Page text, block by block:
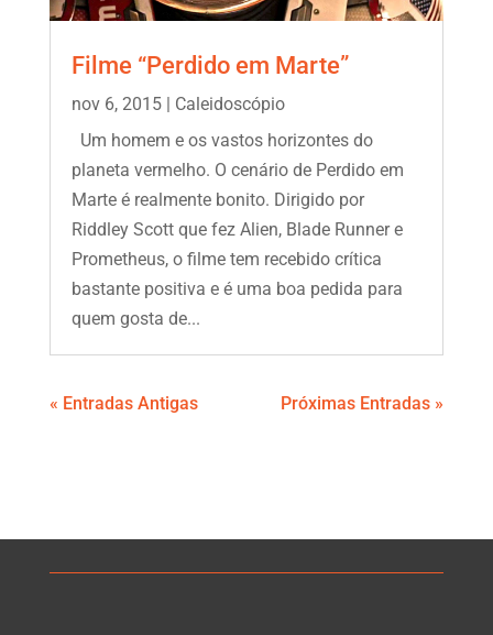
Filme “Perdido em Marte”
nov 6, 2015| Caleidoscópio
Um homem e os vastos horizontes do
planeta vermelho. O cenário de Perdido em
Marte é realmente bonito. Dirigido por
Riddley Scott que fez Alien, Blade Runner e
Prometheus, o filme tem recebido crítica
bastante positiva e é uma boa pedida para
quem gosta de...
« Entradas Antigas Próximas Entradas »